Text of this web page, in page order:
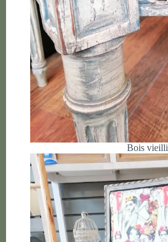
Bois vieilli